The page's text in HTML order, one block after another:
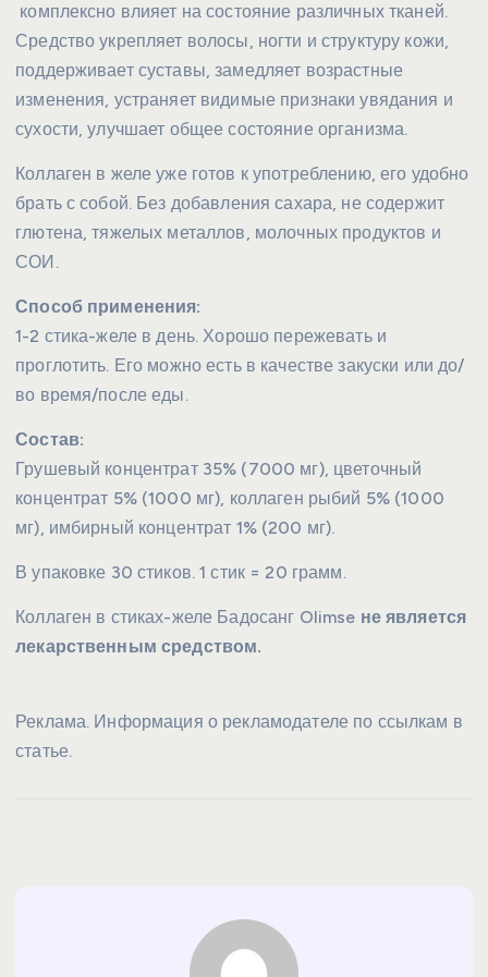
комплексно влияет на состояние различных тканей.
Средство укрепляет волосы, ногти и структуру кожи,
поддерживает суставы, замедляет возрастные
изменения, устраняет видимые признаки увядания и
сухости, улучшает общее состояние организма.
Коллаген в желе уже готов к употреблению, его удобно
брать с собой. Без добавления сахара, не содержит
глютена, тяжелых металлов, молочных продуктов и
СОИ.
Способ применения:
1-2 стика-желе в день. Хорошо пережевать и
проглотить. Его можно есть в качестве закуски или до/
во время/после еды.
Состав:
Грушевый концентрат 35% (7000 мг), цветочный
концентрат 5% (1000 мг), коллаген рыбий 5% (1000
мг), имбирный концентрат 1% (200 мг).
В упаковке 30 стиков. 1 стик = 20 грамм.
Коллаген в стиках-желе Бадосанг Olimse не является
лекарственным средством.
Реклама. Информация о рекламодателе по ссылкам в
статье.